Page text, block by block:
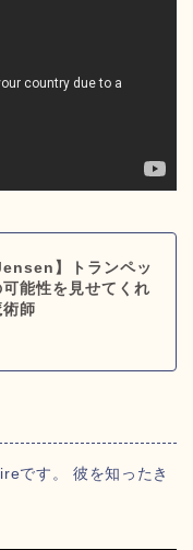
】トランペッ
可能性を見せてくれ
師
です。 彼を知ったき